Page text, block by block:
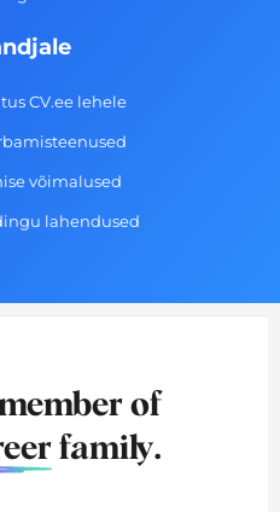
CV.ee lehele
võimalused
lahendused
of
family.